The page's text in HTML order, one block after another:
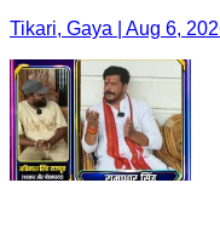
Tikari, Gaya | Aug 6,